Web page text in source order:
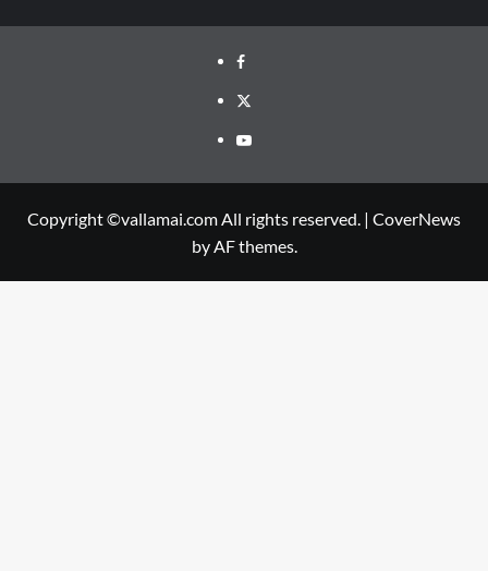
Facebook
Twitter
Youtube
Copyright ©vallamai.com All rights reserved. | CoverNews
by AF themes.